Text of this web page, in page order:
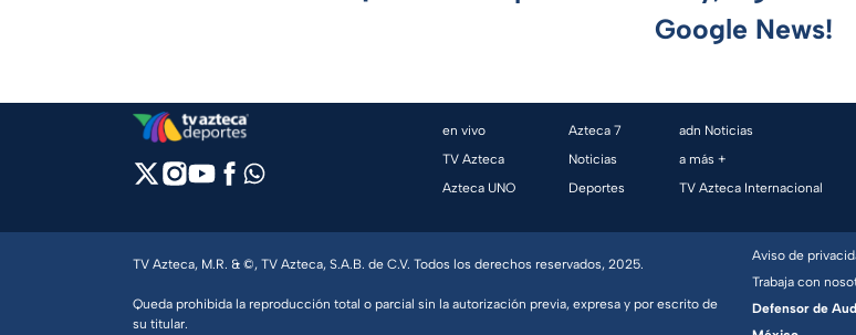
Google News!
en vivo
TV Azteca
Azteca UNO
Azteca 7
Noticias
Deportes
adn Noticias
a más +
TV Azteca Internacional
TV Azteca, M.R. & ©, TV Azteca, S.A.B. de C.V. Todos los derechos reservados, 2025.
Queda prohibida la reproducción total o parcial sin la autorización previa, expresa y por escrito de
su titular.
Aviso de
Trabaja con
Defensor de